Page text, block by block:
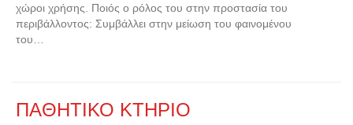
χώροι χρήσης. Ποιός ο ρόλος του στην προστασία του
περιβάλλοντος: Συμβάλλει στην μείωση του φαινομένου
του…
ΠΑΘΗΤΙΚΟ ΚΤΗΡΙΟ